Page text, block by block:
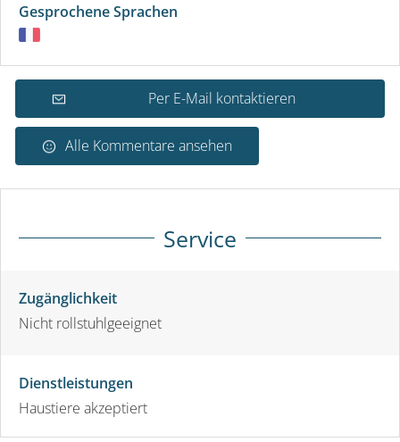
Gesprochene Sprachen
Per E-Mail kontaktieren
Alle Kommentare ansehen
Service
Zugänglichkeit
Nicht rollstuhlgeeignet
Dienstleistungen
Haustiere akzeptiert